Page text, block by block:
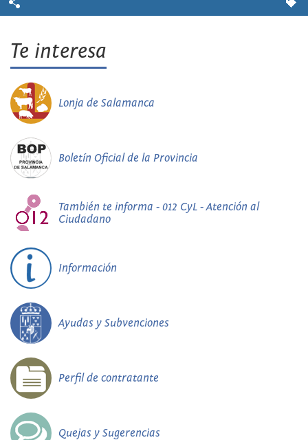
Te interesa
Lonja de Salamanca
Boletín Oficial de la Provincia
También te informa - 012 CyL - Atención al
Ciudadano
Información
Ayudas y Subvenciones
Perfil de contratante
Quejas y Sugerencias